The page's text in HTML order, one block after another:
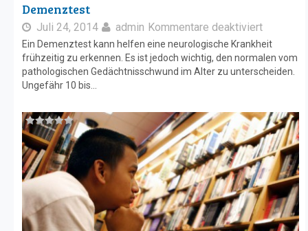
Demenztest
Juli 24, 2014 admin Kommentare deaktiviert
Ein Demenztest kann helfen eine neurologische Krankheit
frühzeitig zu erkennen. Es ist jedoch wichtig, den normalen vom
pathologischen Gedächtnisschwund im Alter zu unterscheiden.
Ungefähr 10 bis...